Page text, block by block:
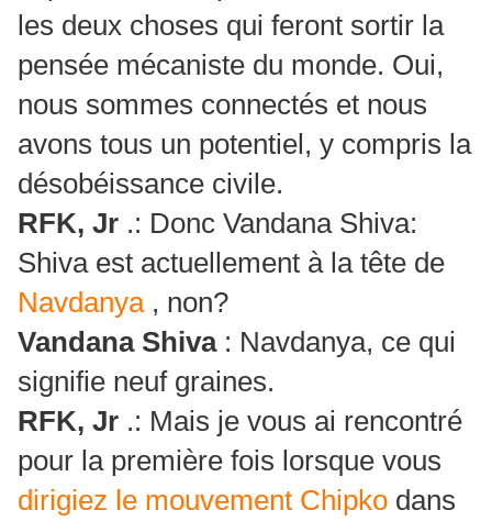
les deux choses qui feront sortir la
pensée mécaniste du monde. Oui,
nous sommes connectés et nous
avons tous un potentiel, y compris la
désobéissance civile.
RFK, Jr .: Donc Vandana Shiva:
Shiva est actuellement à la tête de
Navdanya, non?
Vandana Shiva: Navdanya, ce qui
signifie neuf graines.
RFK, Jr .: Mais je vous ai rencontré
pour la première fois lorsque vous
dirigiez le mouvement Chipko dans